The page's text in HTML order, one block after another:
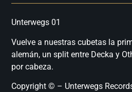
Unterwegs 01
Vuelve a nuestras cubetas la
alemán, un split entre Decka y
por cabeza.
Copyright © – Unterwegs